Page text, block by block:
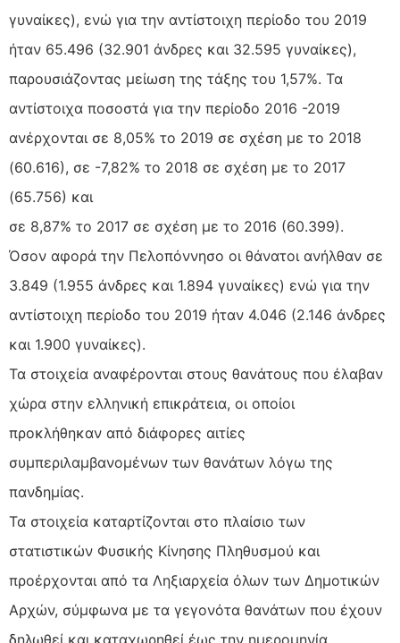
γυναίκες), ενώ για την αντίστοιχη περίοδο του 2019
ήταν 65.496 (32.901 άνδρες και 32.595 γυναίκες),
παρουσιάζοντας μείωση της τάξης του 1,57%. Τα
αντίστοιχα ποσοστά για την περίοδο 2016 -2019
ανέρχονται σε 8,05% το 2019 σε σχέση με το 2018
(60.616), σε -7,82% το 2018 σε σχέση με το 2017
(65.756) και
σε 8,87% το 2017 σε σχέση με το 2016 (60.399).
Όσον αφορά την Πελοπόννησο οι θάνατοι ανήλθαν σε
3.849 (1.955 άνδρες και 1.894 γυναίκες) ενώ για την
αντίστοιχη περίοδο του 2019 ήταν 4.046 (2.146 άνδρες
και 1.900 γυναίκες).
Τα στοιχεία αναφέρονται στους θανάτους που έλαβαν
χώρα στην ελληνική επικράτεια, οι οποίοι
προκλήθηκαν από διάφορες αιτίες
συμπεριλαμβανομένων των θανάτων λόγω της
πανδημίας.
Τα στοιχεία καταρτίζονται στο πλαίσιο των
στατιστικών Φυσικής Κίνησης Πληθυσμού και
προέρχονται από τα Ληξιαρχεία όλων των Δημοτικών
Αρχών, σύμφωνα με τα γεγονότα θανάτων που έχουν
δηλωθεί και καταχωρηθεί έως την ημερομηνία